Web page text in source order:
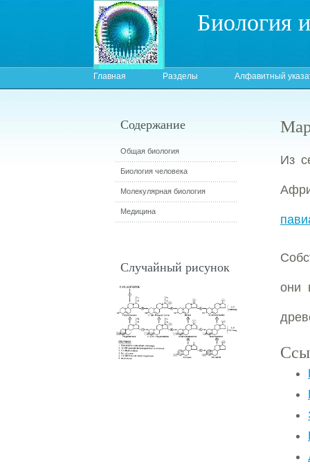
Биология
Главная Разделы Алфавитный
Из
они
Содержание
Общая биология
Биология человека
Молекулярная биология
Медицина
Случайный рисунок